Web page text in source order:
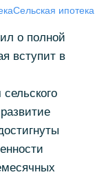
Сельская ипотека
о полной
вступит в